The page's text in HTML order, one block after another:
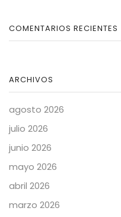
COMENTARIOS RECIENTES
ARCHIVOS
agosto 2026
julio 2026
junio 2026
mayo 2026
abril 2026
marzo 2026